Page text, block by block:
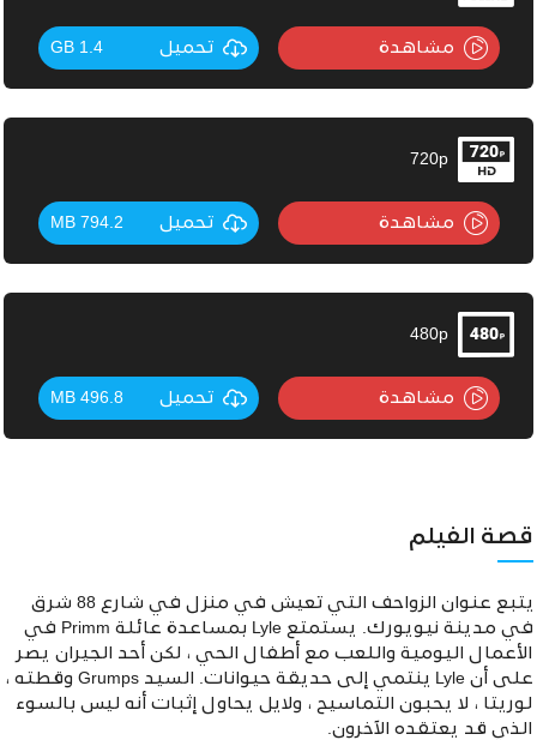
مشاهدة تحميل 1.4 GB
720p
مشاهدة تحميل 794.2 MB
480p
مشاهدة تحميل 496.8 MB
قصة الفيلم
يتبع عنوان الزواحف التي تعيش في منزل في شارع 88 شرق
في مدينة نيويورك. يستمتع Lyle بمساعدة عائلة Primm في
الأعمال اليومية واللعب مع أطفال الحي ، لكن أحد الجيران يصر
على أن Lyle ينتمي إلى حديقة حيوانات. السيد Grumps وقطته ،
لوريتا ، لا يحبون التماسيح ، ولايل يحاول إثبات أنه ليس بالسوء
الذي قد يعتقده الآخرون.